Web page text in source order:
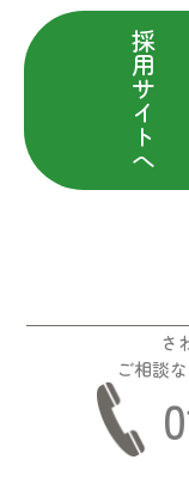
採
用
サ
イ
ト
へ
さ
ご相談